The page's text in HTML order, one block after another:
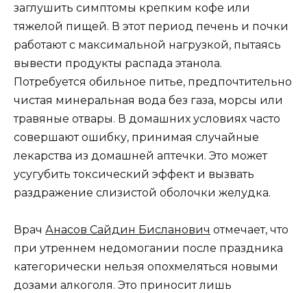
заглушить симптомы крепким кофе или
тяжелой пищей. В этот период печень и почки
работают с максимальной нагрузкой, пытаясь
вывести продукты распада этанола.
Потребуется обильное питье, предпочтительно
чистая минеральная вода без газа, морсы или
травяные отвары. В домашних условиях часто
совершают ошибку, принимая случайные
лекарства из домашней аптечки. Это может
усугубить токсический эффект и вызвать
раздражение слизистой оболочки желудка.
Врач Анасов Сайдин Бисланович отмечает, что
при утреннем недомогании после праздника
категорически нельзя опохмеляться новыми
дозами алкоголя. Это приносит лишь